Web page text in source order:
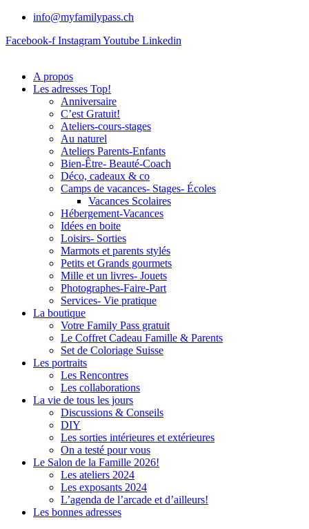
info@myfamilypass.ch
Facebook-f InstagramYoutube Linkedin
A propos
Les adresses Top!
Anniversaire
C’est Gratuit!
Ateliers-cours-stages
Au naturel
Ateliers Parents-Enfants
Bien-Être- Beauté-Coach
Déco, cadeaux & co
Camps de vacances- Stages- Écoles
Vacances Scolaires
Hébergement-Vacances
Idées en boite
Loisirs- Sorties
Marmots et parents stylés
Petits et Grands gourmets
Mille et un livres- Jouets
Photographes-Faire-Part
Services- Vie pratique
La boutique
Votre Family Pass gratuit
Le Coffret Cadeau Famille & Parents
Set de Coloriage Suisse
Les portraits
Les Rencontres
Les collaborations
La vie de tous les jours
Discussions & Conseils
DIY
Les sorties intérieures et extérieures
On a testé pour vous
Le Salon de la Famille 2026!
Les ateliers 2024
Les exposants 2024
L’agenda de l’arcade et d’ailleurs!
Les bonnes adresses